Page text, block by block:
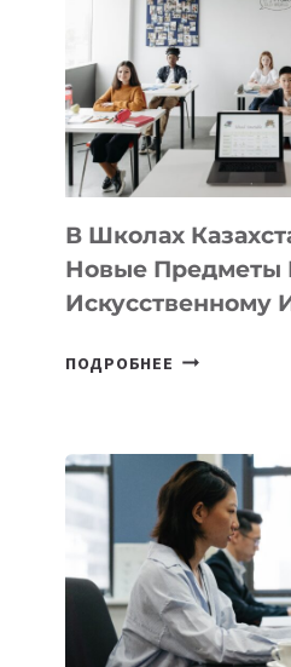
VELOCITY
BY
MOST
—
ПРОГРАММУ
ДЛЯ
В Школах
Новые Предметы
Искусственному
ПОДРОБНЕЕ В
НОВЫЕ
ПРЕДМЕТЫ
ПО
ИНТЕЛЛЕКТУ